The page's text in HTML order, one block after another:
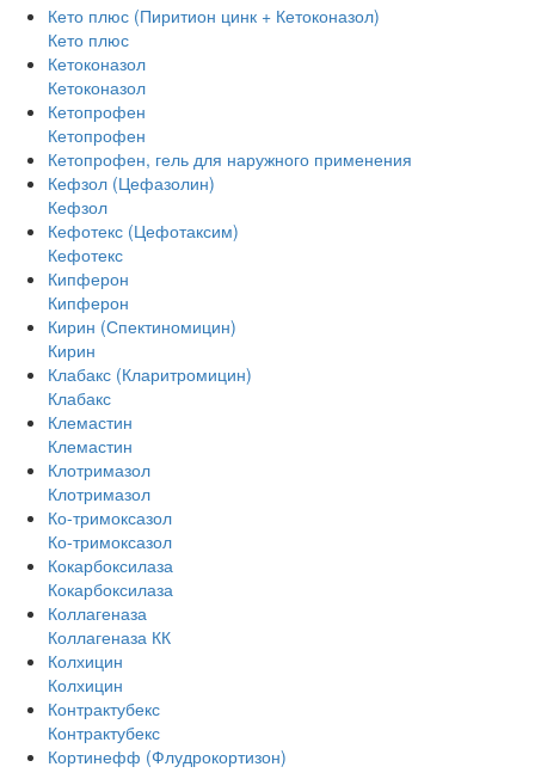
Кето плюс (Пиритион цинк + Кетоконазол)
Кето плюс
Кетоконазол
Кетоконазол
Кетопрофен
Кетопрофен
Кетопрофен, гель для наружного применения
Кефзол (Цефазолин)
Кефзол
Кефотекс (Цефотаксим)
Кефотекс
Кипферон
Кипферон
Кирин (Спектиномицин)
Кирин
Клабакс (Кларитромицин)
Клабакс
Клемастин
Клемастин
Клотримазол
Клотримазол
Ко-тримоксазол
Ко-тримоксазол
Кокарбоксилаза
Кокарбоксилаза
Коллагеназа
Коллагеназа КК
Колхицин
Колхицин
Контрактубекс
Контрактубекс
Кортинефф (Флудрокортизон)